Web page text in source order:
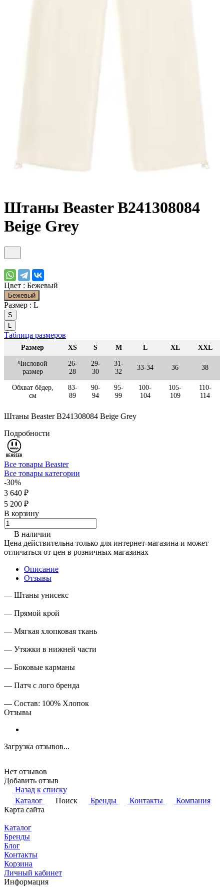
Штаны Beaster B241308084
Beige Grey
Цвет : Бежевый
Бежевый
Размер : L
S
Таблица размеров
Размер XS S M L XL XXL
Числовой
размер
26-
28
29-
30
31-
32
33-34 36 38
Обхват бёдер,
см
83-
89
90-
94
95-
99
100-
104
105-
109
110-
114
Штаны Beaster B241308084 Beige Grey
Подробности
Все товары Beaster
Все товары категории
-30%
3 640 ₽
5 200 ₽
В корзину
В наличии
Цена действительна только для интернет-магазина и может
отличаться от цен в розничных магазинах
Описание
Отзывы
— Штаны унисекс
— Прямой крой
— Мягкая хлопковая ткань
— Утяжки в нижней части
— Боковые карманы
— Патч с лого бренда
— Состав: 100% Хлопок
Отзывы
Загрузка отзывов...
Нет отзывов
Добавить отзыв
Назад к списку
Каталог
Поиск Бренды Контакты
Компания
Карта сайта
Каталог
Бренды
Блог
Контакты
Корзина
Личный кабинет
Информация